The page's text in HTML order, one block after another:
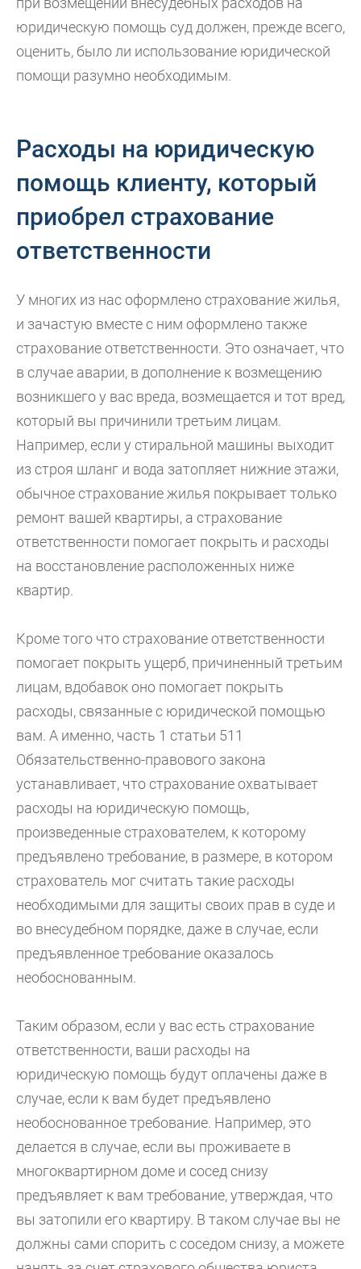
юридическую помощь суд должен, прежде всего,
оценить, было ли использование юридической
помощи разумно необходимым.
Расходы на юридическую
помощь клиенту, который
приобрел страхование
ответственности
У многих из нас оформлено страхование жилья,
и зачастую вместе с ним оформлено также
страхование ответственности. Это означает, что
в случае аварии, в дополнение к возмещению
возникшего у вас вреда, возмещается и тот вред,
который вы причинили третьим лицам.
Например, если у стиральной машины выходит
из строя шланг и вода затопляет нижние этажи,
обычное страхование жилья покрывает только
ремонт вашей квартиры, а страхование
ответственности помогает покрыть и расходы
на восстановление расположенных ниже
квартир.
Кроме того что страхование ответственности
помогает покрыть ущерб, причиненный третьим
лицам, вдобавок оно помогает покрыть
расходы, связанные с юридической помощью
вам. А именно, часть 1 статьи 511
Обязательственно-правового закона
устанавливает, что страхование охватывает
расходы на юридическую помощь,
произведенные страхователем, к которому
предъявлено требование, в размере, в котором
страхователь мог считать такие расходы
необходимыми для защиты своих прав в суде и
во внесудебном порядке, даже в случае, если
предъявленное требование оказалось
необоснованным.
Таким образом, если у вас есть страхование
ответственности, ваши расходы на
юридическую помощь будут оплачены даже в
случае, если к вам будет предъявлено
необоснованное требование. Например, это
делается в случае, если вы проживаете в
многоквартирном доме и сосед снизу
предъявляет к вам требование, утверждая, что
вы затопили его квартиру. В таком случае вы не
должны сами спорить с соседом снизу, а можете